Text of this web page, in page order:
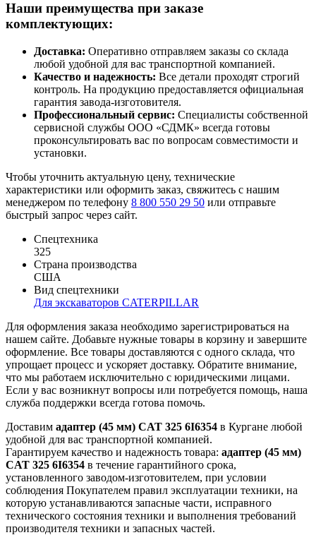
Наши преимущества при заказе
комплектующих:
Доставка: Оперативно отправляем заказы со склада
любой удобной для вас транспортной компанией.
Качество и надежность: Все детали проходят строгий
контроль. На продукцию предоставляется официальная
гарантия завода-изготовителя.
Профессиональный сервис: Специалисты собственной
сервисной службы ООО «СДМК» всегда готовы
проконсультировать вас по вопросам совместимости и
установки.
Чтобы уточнить актуальную цену, технические
характеристики или оформить заказ, свяжитесь с нашим
менеджером по телефону 8 800 550 29 50 или отправьте
быстрый запрос через сайт.
Спецтехника
325
Страна производства
США
Вид спецтехники
Для экскаваторов CATERPILLAR
Для оформления заказа необходимо зарегистрироваться на
нашем сайте. Добавьте нужные товары в корзину и завершите
оформление. Все товары доставляются с одного склада, что
упрощает процесс и ускоряет доставку. Обратите внимание,
что мы работаем исключительно с юридическими лицами.
Если у вас возникнут вопросы или потребуется помощь, наша
служба поддержки всегда готова помочь.
Доставим адаптер (45 мм) CAT 325 6I6354 в Кургане любой
удобной для вас транспортной компанией.
Гарантируем качество и надежность товара: адаптер (45 мм)
CAT 325 6I6354 в течение гарантийного срока,
установленного заводом-изготовителем, при условии
соблюдения Покупателем правил эксплуатации техники, на
которую устанавливаются запасные части, исправного
технического состояния техники и выполнения требований
производителя техники и запасных частей.